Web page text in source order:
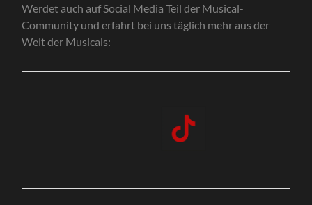
Werdet auch auf Social Media Teil der Musical-
Community und erfahrt bei uns täglich mehr aus der
Welt der Musicals: